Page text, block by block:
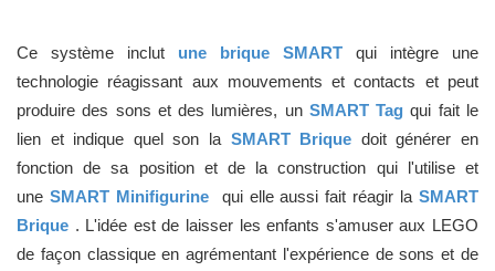
Ce système inclut une brique SMART qui intègre une
technologie réagissant aux mouvements et contacts et peut
produire des sons et des lumières, un SMART Tag qui fait le
lien et indique quel son la SMART Brique doit générer en
fonction de sa position et de la construction qui l'utilise et
une SMART Minifigurine qui elle aussi fait réagir laSMART
Brique . L'idée est de laisser les enfants s'amuser aux LEGO
de façon classique en agrémentant l'expérience de sons et de